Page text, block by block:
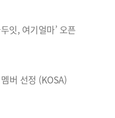
잇, 여기얼마’ 오픈
버 선정 (KOSA)